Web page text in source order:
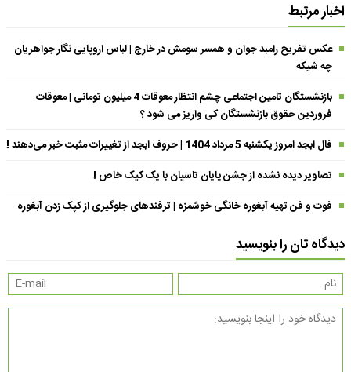
اخبار مرتبط
عکس تفریح رامبد جوان و همسر سومش در خارج | لباس اروپایی نگار جواهریان
چه شیکه
بازنشستگان تامین اجتماعی چشم انتظار معوقات 4 میلیون تومانی | معوقات
فروردین حقوق بازنشستگان کی واریز می شود ؟
فال ابجد امروز یکشنبه 5 مرداد 1404 | حروف ابجد از تغییرات مثبت خبر می‌دهند !
تصاویر دیده نشده از جشن پایان تاسیان با یک کیک خاص !
فوت و فن تهیه آبغوره خانگی خوشمزه | ترفندهای جلوگیری از کپک زدن آبغوره
دیدگاه تان را بنویسید